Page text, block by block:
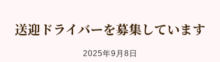
送迎ドライバーを募集しています
2025年9月8日